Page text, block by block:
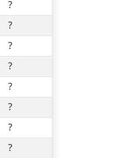
?
?
?
?
?
?
?
?